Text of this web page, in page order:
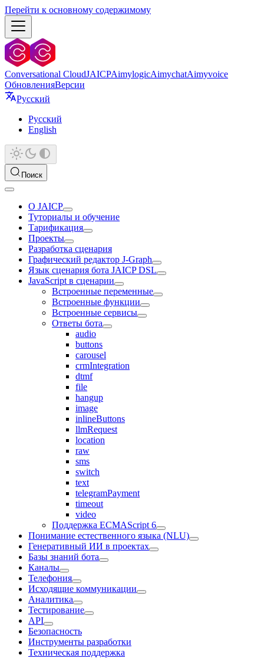
Перейти к основному содержимому
Conversational CloudJAICPAimylogicAimychatAimyvoice
ОбновленияВерсии
Русский
Русский
English
Поиск
О JAICP
Туториалы и обучение
Тарификация
Проекты
Разработка сценария
Графический редактор J‑Graph
Язык сценария бота JAICP DSL
JavaScript в сценарии
Встроенные переменные
Встроенные функции
Встроенные сервисы
Ответы бота
audio
buttons
carousel
crmIntegration
dtmf
file
hangup
image
inlineButtons
llmRequest
location
raw
sms
switch
text
telegramPayment
timeout
video
Поддержка ECMAScript 6
Понимание естественного языка (NLU)
Генеративный ИИ в проектах
Базы знаний бота
Каналы
Телефония
Исходящие коммуникации
Аналитика
Тестирование
API
Безопасность
Инструменты разработки
Техническая поддержка